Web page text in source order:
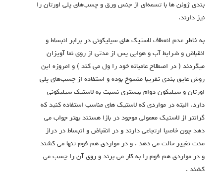
بندی ژوئن ها با تسمه‌ای از جنس ورق و چسب‌های پلی اورتان را
نیز دارند.
به خاطر عدم انعطاف لاستیک های سیلیکونی در برابر انبساط و
انقباض و شرایط آب و هوایی پس از مدتی از روی نما آویزان
میگردند ( در اصطلاح عامیانه خود را ول می کند ) و امروزه این
روش عایق بندی تقریبا منسوخ بوده و استفاده از چسب‌های پلی
اورتان و سیلیکون دوام بیشتری نسبت به لاستیک سیلیکونی
دارد. البته در مواردی که لاستیک های مناسب استفاده کنید که
گرانتر از لاستیک معمولی موجود در بازا هستند بهتر جواب می
دهد چون خاصیا ارتجاعی دارند و در انقباض و انبساط در دراز
مدت تغییر حالت می دهد . و در مواردی هم فوم تنها می کشند
و در مواردی هم فوم را به کار می برند و روی آن را چسب می
کشند .